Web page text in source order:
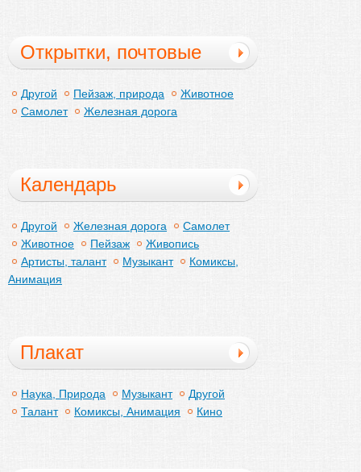
Открытки, почтовые
открытки
Другой Пейзаж, природа
Животное
Самолет
Железная дорога
Календарь
Другой Железная дорога
Самолет
Животное
Пейзаж
Живопись
Артисты, талант
Музыкант
Комиксы,
Анимация
Плакат
Наука, Природа Музыкант
Другой
Талант
Комиксы, Анимация Кино